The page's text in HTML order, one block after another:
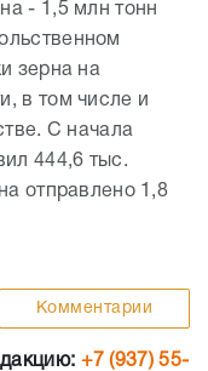
- 1,5 млн тонн
зерна на
в том числе и
С начала
444,6 тыс.
отправлено 1,8
Комментарии
+7 (937) 55-